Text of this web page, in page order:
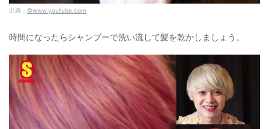
出典： ©www.youtube.com
時間になったらシャンプーで洗い流して髪を乾かしましょう。